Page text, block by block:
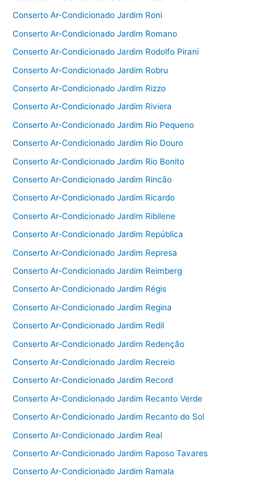
Conserto Ar-Condicionado Jardim Roni
Conserto Ar-Condicionado Jardim Romano
Conserto Ar-Condicionado Jardim Rodolfo Pirani
Conserto Ar-Condicionado Jardim Robru
Conserto Ar-Condicionado Jardim Rizzo
Conserto Ar-Condicionado Jardim Riviera
Conserto Ar-Condicionado Jardim Rio Pequeno
Conserto Ar-Condicionado Jardim Rio Douro
Conserto Ar-Condicionado Jardim Rio Bonito
Conserto Ar-Condicionado Jardim Rincão
Conserto Ar-Condicionado Jardim Ricardo
Conserto Ar-Condicionado Jardim Ribilene
Conserto Ar-Condicionado Jardim República
Conserto Ar-Condicionado Jardim Represa
Conserto Ar-Condicionado Jardim Reimberg
Conserto Ar-Condicionado Jardim Régis
Conserto Ar-Condicionado Jardim Regina
Conserto Ar-Condicionado Jardim Redil
Conserto Ar-Condicionado Jardim Redenção
Conserto Ar-Condicionado Jardim Recreio
Conserto Ar-Condicionado Jardim Record
Conserto Ar-Condicionado Jardim Recanto Verde
Conserto Ar-Condicionado Jardim Recanto do Sol
Conserto Ar-Condicionado Jardim Real
Conserto Ar-Condicionado Jardim Raposo Tavares
Conserto Ar-Condicionado Jardim Ramala